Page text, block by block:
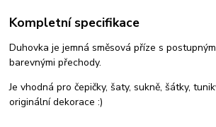
Kompletní specifikace
Duhovka je jemná směsová příze s
barevnými přechody.
Je vhodná pro čepičky, šaty, sukně, šátky,
originální dekorace :)